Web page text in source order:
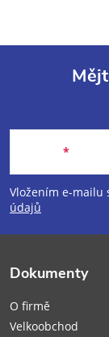
p
a
Vložením e-mailu
údajů
Dokumenty
O firmě
Velkoobchod